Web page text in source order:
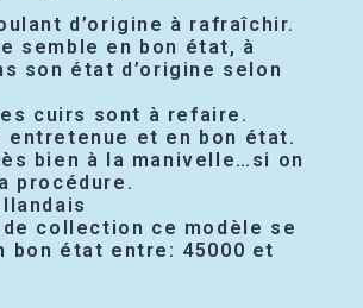
d’origine à rafraîchir.
semble en bon état, à
son état d’origine selon
cuirs sont à refaire.
entretenue et en bon état.
bien à la manivelle…si on
procédure.
collection ce modèle se
bon état entre: 45000 et